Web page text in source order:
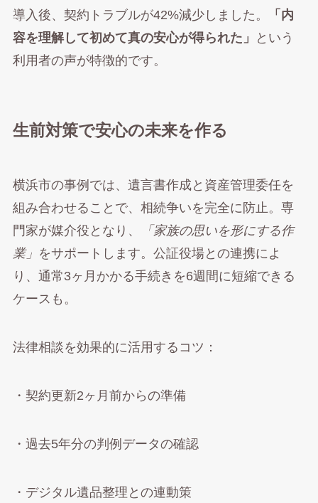
導入後、契約トラブルが42%減少しました。
「内
容を理解して初めて真の安心が得られた」
という
利用者の声が特徴的です。
生前対策で安心の未来を作る
横浜市の事例では、遺言書作成と資産管理委任を
組み合わせることで、相続争いを完全に防止。専
門家が媒介役となり、
「家族の思いを形にする作
業」 をサポートします。公証役場との連携によ
り、通常3ヶ月かかる手続きを6週間に短縮できる
ケースも。
法律相談を効果的に活用するコツ：
・契約更新2ヶ月前からの準備
・過去5年分の判例データの確認
・デジタル遺品整理との連動策